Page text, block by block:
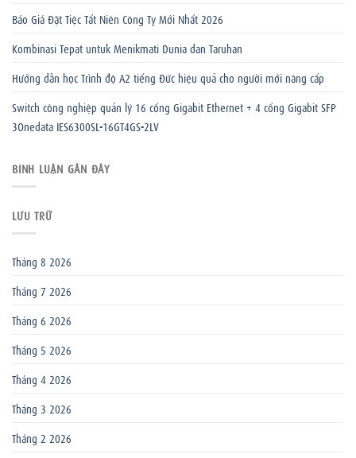
Báo Giá Đặt Tiệc Tất Niên Công Ty Mới Nhất 2026
Kombinasi Tepat untuk Menikmati Dunia dan Taruhan
Hướng dẫn học Trình độ A2 tiếng Đức hiệu quả cho người mới nâng cấp
Switch công nghiệp quản lý 16 cổng Gigabit Ethernet + 4 cổng Gigabit SFP
3Onedata IES6300SL-16GT4GS-2LV
BÌNH LUẬN GẦN ĐÂY
LƯU TRỮ
Tháng 8 2026
Tháng 7 2026
Tháng 6 2026
Tháng 5 2026
Tháng 4 2026
Tháng 3 2026
Tháng 2 2026